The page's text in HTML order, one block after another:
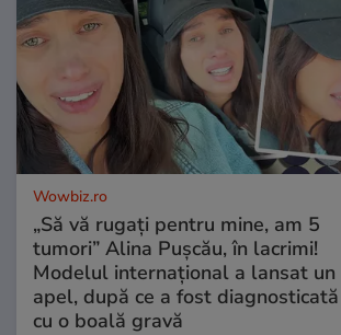
Wowbiz.ro
„Să vă rugați pentru mine, am 5
tumori” Alina Pușcău, în lacrimi!
Modelul internațional a lansat un
apel, după ce a fost diagnosticată
cu o boală gravă